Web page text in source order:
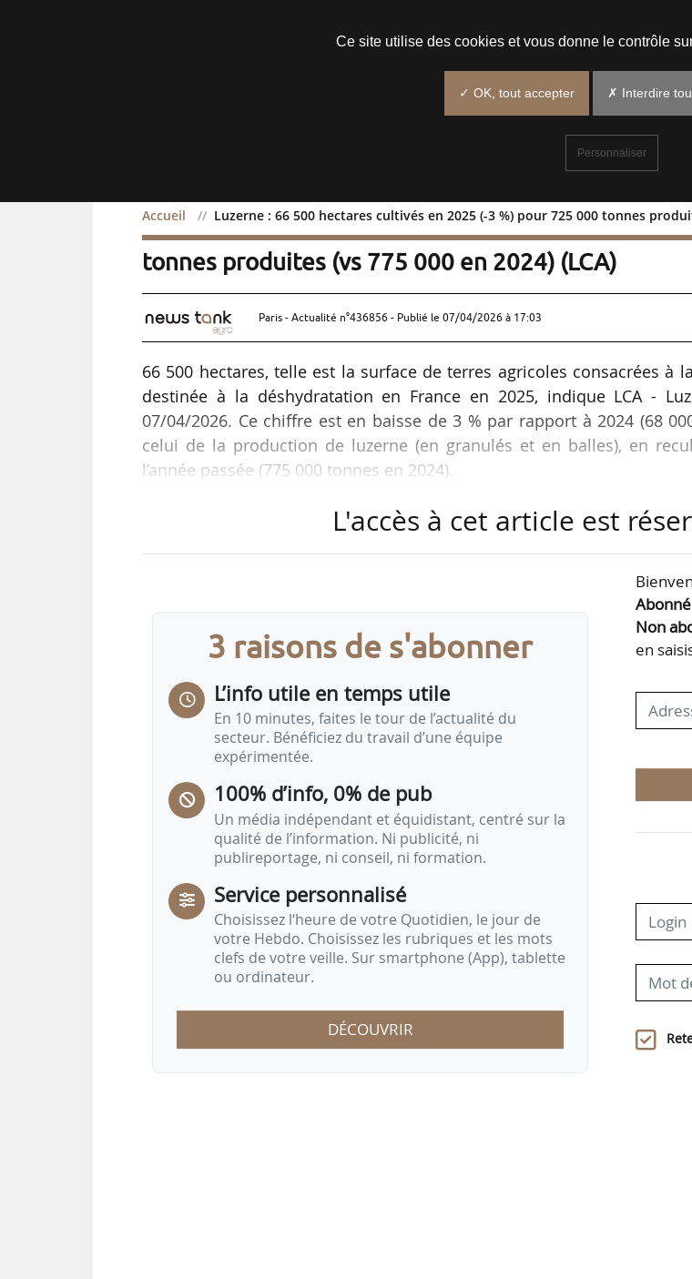
Accueil Luzerne : 66 500 hectares cultivés en 2025 (-3 %) pour 725 000 tonnes
Luzerne : 66 500 hectares cultivés en 2025 (-3 %)
tonnes produites (vs 775 000 en 2024) (LCA)
Paris - Actualité n°436856 - Publié le 07/04/2026 à 17:03
66 500 hectares, telle est la surface de terres agricoles consacrées à
destinée à la déshydratation en France en 2025, indique LCA -
07/04/2026. Ce chiffre est en baisse de 3 % par rapport à 2024 (68
celui de la production de luzerne (en granulés et en balles), en
l’année passée (775 000 tonnes en 2024).
Selon de premières estimations, la production européenne serait
facteur de stabilité. Nous avons travaillé des interventions PAC
L'accès à cet article est
3 raisons de s'abonner
L’info utile en temps utile
En 10 minutes, faites le tour de l’actualité du
secteur. Bénéficiez du travail d’une équipe
expérimentée.
100% d’info, 0% de pub
Un média indépendant et équidistant, centré sur la
qualité de l’information. Ni publicité, ni
publireportage, ni conseil, ni formation.
Service personnalisé
Choisissez l‘heure de votre Quotidien, le jour de
votre Hebdo. Choisissez les rubriques et les mots
clefs de votre veille. Sur smartphone (App), tablette
ou ordinateur.
DÉCOUVRIR
Non
en
Ce site utilise des cookies et vous donne le contrôle
✓ OK, tout accepter ✗ Interdire
Personnaliser